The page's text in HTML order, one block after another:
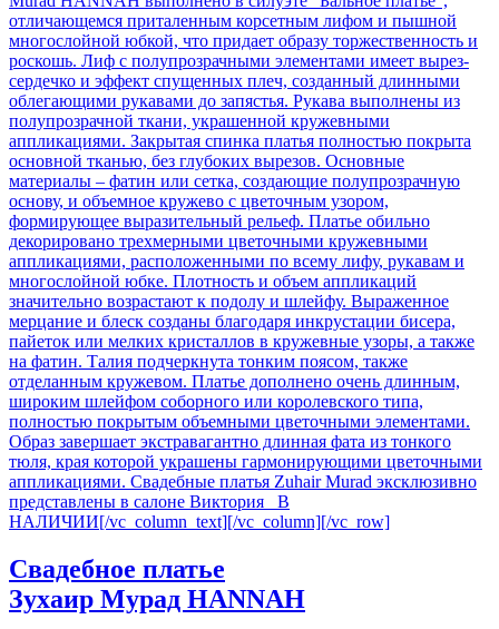
Свадебное платье
Зухаир Мурад HANNAH